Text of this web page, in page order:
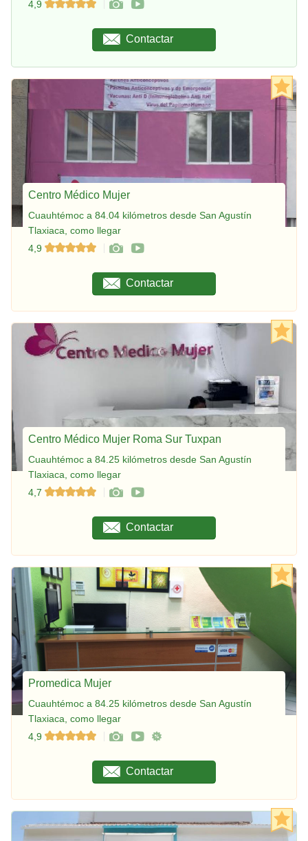
4,9
Contactar
Centro Médico Mujer
Cuauhtémoc a 84.04 kilómetros desde San Agustín
Tlaxiaca, como llegar
4,9
Contactar
Centro Médico Mujer Roma Sur Tuxpan
Cuauhtémoc a 84.25 kilómetros desde San Agustín
Tlaxiaca, como llegar
4,7
Contactar
Promedica Mujer
Cuauhtémoc a 84.25 kilómetros desde San Agustín
Tlaxiaca, como llegar
4,9
Contactar